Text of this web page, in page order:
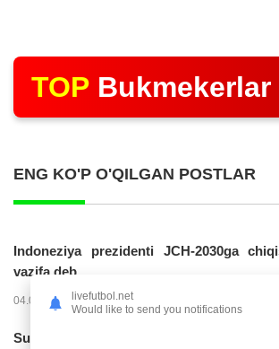
TOP Bukmekerlar
ENG KO'P O'QILGAN POSTLAR
Indoneziya prezidenti JCH-2030ga
vazifa deb...
04.08.2026 02:11 14256
Superliga. “Buxoro” - “Lokomotiv”...
livefutbol.net
Would like to send you notifications